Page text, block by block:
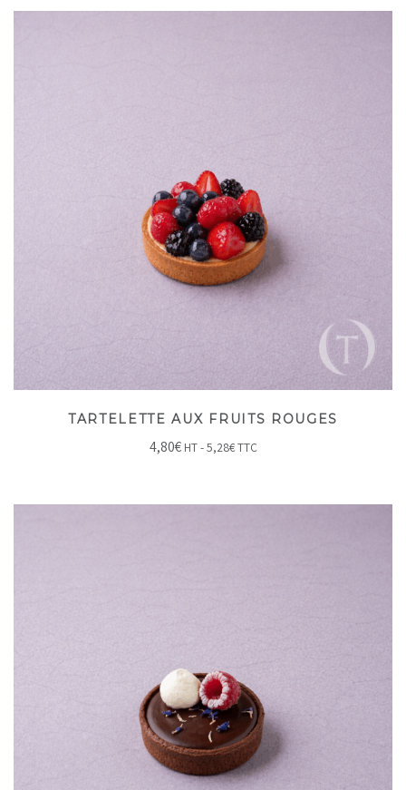
TARTELETTE AUX FRUITS ROUGES
4,80€ HT -5,28€TTC